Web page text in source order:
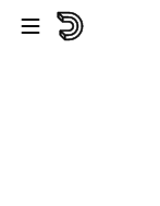
Skip to main content